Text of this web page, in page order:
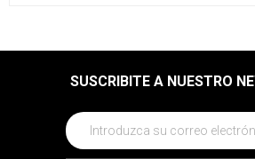
SUSCRIBITE A NUESTRO